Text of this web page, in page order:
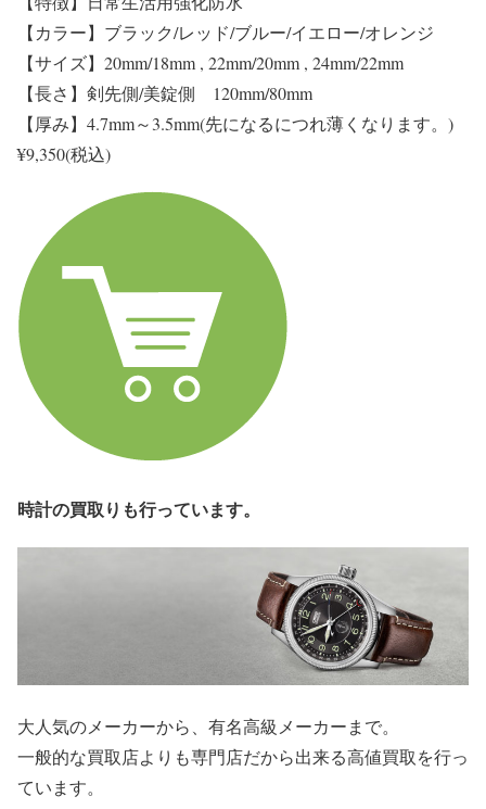
【カラー】ブラック/レッド/ブルー/イエロー/オレンジ
【サイズ】20mm/18mm , 22mm/20mm , 24mm/22mm
【長さ】剣先側/美錠側 120mm/80mm
【厚み】4.7mm～3.5mm(先になるにつれ薄くなります。)
¥9,350(税込)
時計の買取りも行っています。
大人気のメーカーから、有名高級メーカーまで。
一般的な買取店よりも専門店だから出来る高値買取を行っ
ています。